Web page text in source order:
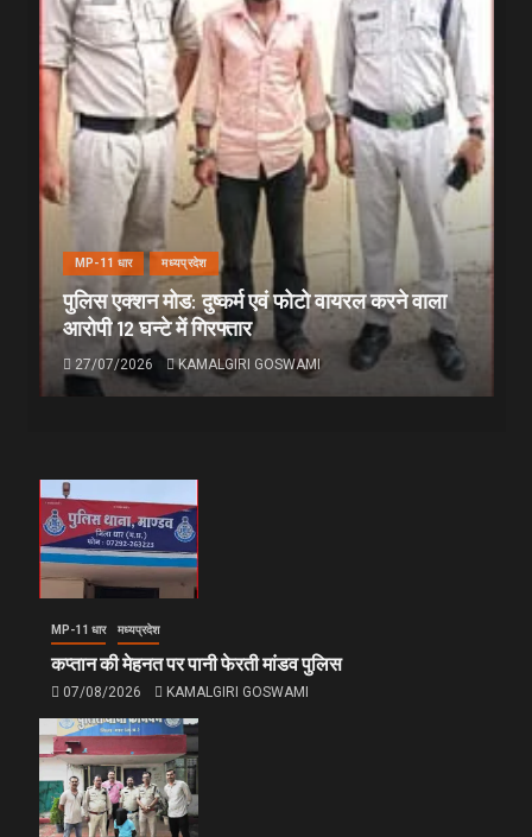
MP-11 धार मध्यप्रदेश
पुलिस एक्शन मोड: दुष्कर्म एवं फोटो वायरल करने वाला
आरोपी 12 घन्टे में गिरफ्तार
27/07/2026 KAMALGIRI GOSWAMI
MP-11 धार मध्यप्रदेश
कप्तान की मेहनत पर पानी फेरती मांडव पुलिस
07/08/2026 KAMALGIRI GOSWAMI